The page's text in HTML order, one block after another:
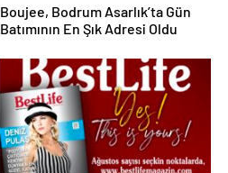
Boujee, Bodrum Asarlık’ta Gün
Batımının En Şık Adresi Oldu